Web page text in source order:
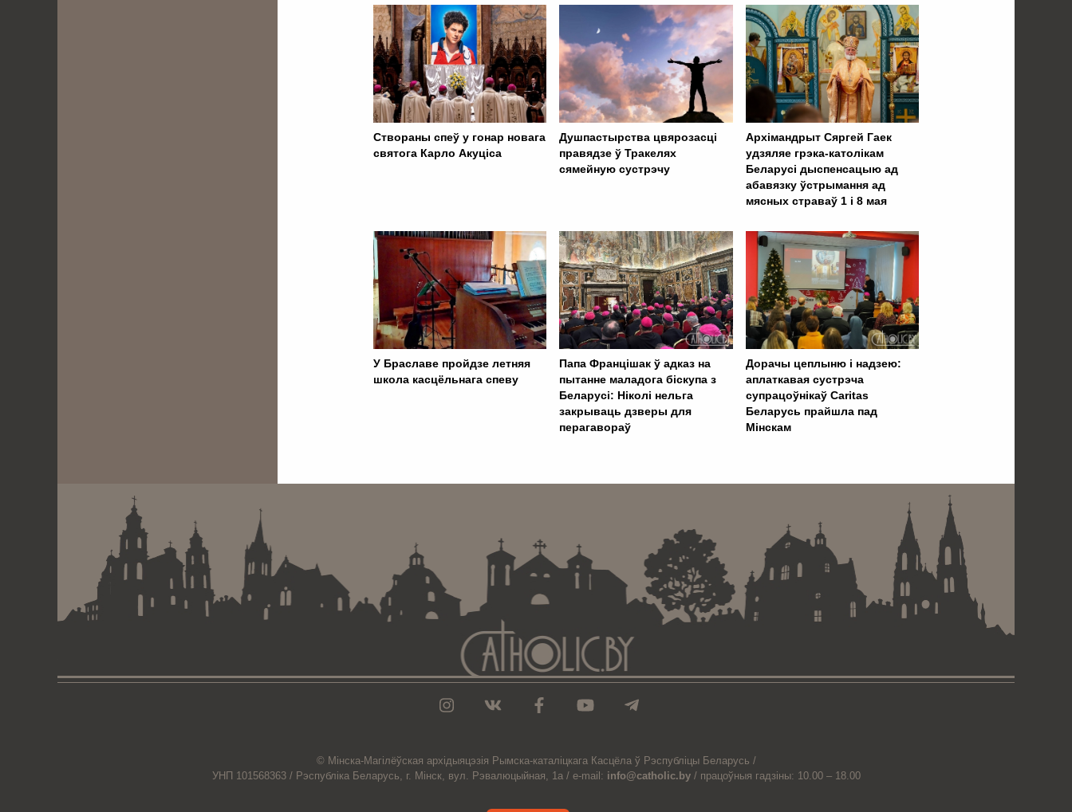
Cтвораны спеў у гонар новага
святога Карло Акуціса
Душпастырства цвярозасці
правядзе ў Тракелях
сямейную сустрэчу
Архімандрыт Сяргей Гаек
удзяляе грэка-католікам
Беларусі дыспенсацыю ад
абавязку ўстрымання ад
мясных страваў 1 і 8 мая
У Браславе пройдзе летняя
школа касцёльнага спеву
Папа Францішак ў адказ на
пытанне маладога біскупа з
Беларусі: Ніколі нельга
закрываць дзверы для
перагавораў
Дорачы цеплыню і надзею:
аплаткавая сустрэча
супрацоўнікаў Caritas
Беларусь прайшла пад
Мінскам
© Мiнска-Магiлёўская архiдыяцэзiя Рымска-каталіцкагаКасцёла ў Рэспубліцы Беларусь /
УНП 101568363 / Рэспубліка Беларусь, г. Мінск, вул. Рэвалюцыйная, 1а / e-mail: info@catholic.by/ працоўныя гадзіны: 10.00 – 18.00